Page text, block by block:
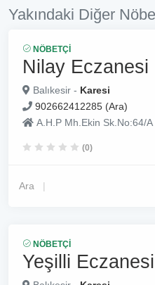
Yakındaki Diğer
NÖBETÇI
Nilay Eczanesi
Balıkesir - Karesi
902662412285 (Ara)
A.H.P Mh.Ekin Sk.No:64/A
(0)
Ara
NÖBETÇI
Yeşilli Eczanesi